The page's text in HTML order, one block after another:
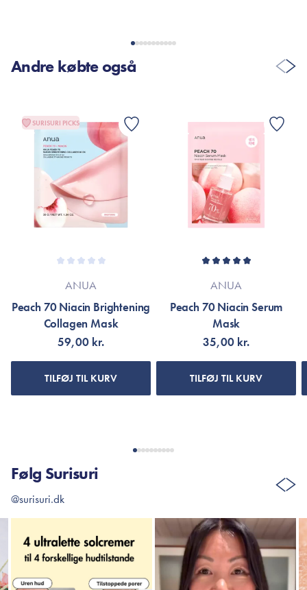
Andre købte også
SURISURI PICKS
ANUA
Peach 70 Niacin Brightening
Collagen Mask
59,00 kr.
TILFØJ TIL KURV
ANUA
Peach 70 Niacin Serum
Mask
35,00 kr.
TILFØJ TIL KURV
Følg Surisuri
@surisuri.dk